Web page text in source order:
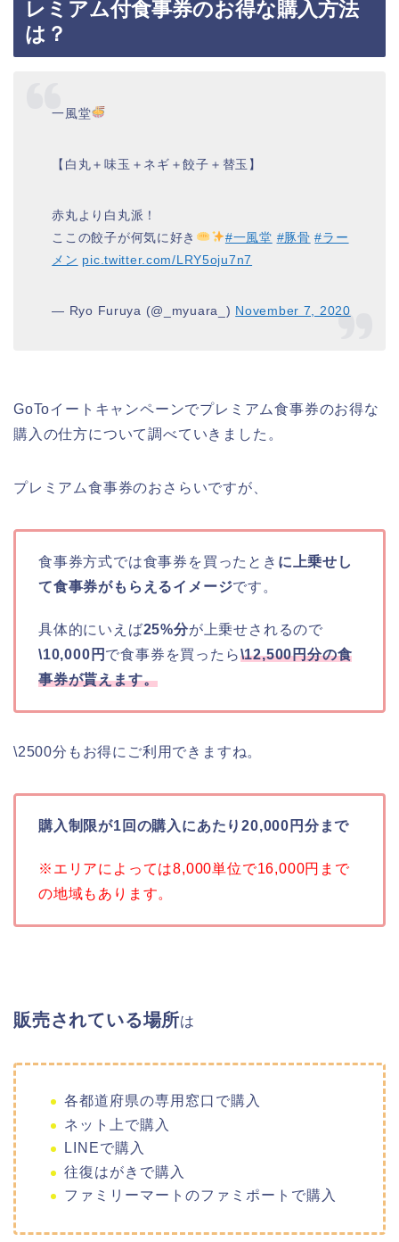
レミアム付食事券のお得な購入方法
は？
一風堂
【白丸＋味玉＋ネギ＋餃子＋替玉】
赤丸より白丸派！
ここの餃子が何気に好き
#一風堂 #豚骨 #ラー
メン pic.twitter.com/LRY5oju7n7
— Ryo Furuya (@_myuara_) November 7, 2020
GoToイートキャンペーンでプレミアム食事券のお得な
購入の仕方について調べていきました。
プレミアム食事券のおさらいですが、
食事券方式では食事券を買ったとき に上乗せし
て食事券がもらえるイメージです。
具体的にいえば25%分が上乗せされるので
\10,000円 で食事券を買ったら\12,500円分の食
事券が貰えます。
\2500分もお得にご利用できますね。
購入制限が1回の購入にあたり20,000円分まで
※エリアによっては8,000単位で16,000円まで
の地域もあります。
販売されている場所は
各都道府県の専用窓口で購入
ネット上で購入
LINEで購入
往復はがきで購入
ファミリーマートのファミポートで購入